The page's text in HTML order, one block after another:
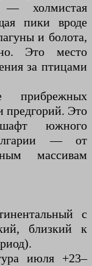
холмистая
пики вроде
и болота,
Это место
за птицами
прибрежных
предгорий. Это
южного
— от
массивам
с
близкий к
июля +23–